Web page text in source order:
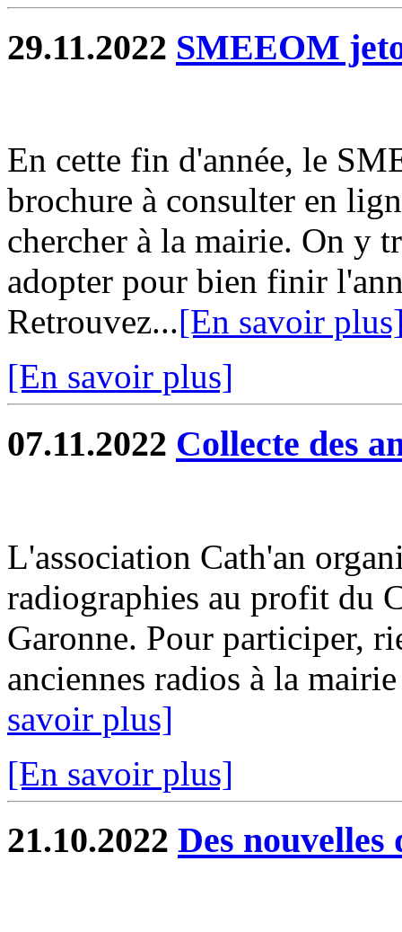
29.11.2022 SMEEOM
En cette fin d'année, le
brochure à consulter en
chercher à la mairie. On y
adopter pour bien finir
Retrouvez...[En savoir
[En savoir plus]
07.11.2022 Collecte des
L'association Cath'an
radiographies au profit du
Garonne. Pour participer,
anciennes radios à la
savoir plus]
[En savoir plus]
21.10.2022 Des